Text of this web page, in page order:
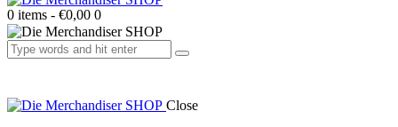
0 items - €0,00 0
Close